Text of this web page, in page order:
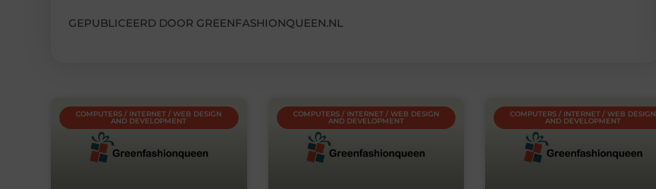
GEPUBLICEERD DOOR GREENFASHIONQUEEN.NL
COMPUTERS / INTERNET / WEB DESIGN
AND DEVELOPMENT
COMPUTERS / INTERNET / WEB DESIGN
AND DEVELOPMENT
COMPUTERS / INTERNET / WEB DESIGN
AND DEVELOPMENT